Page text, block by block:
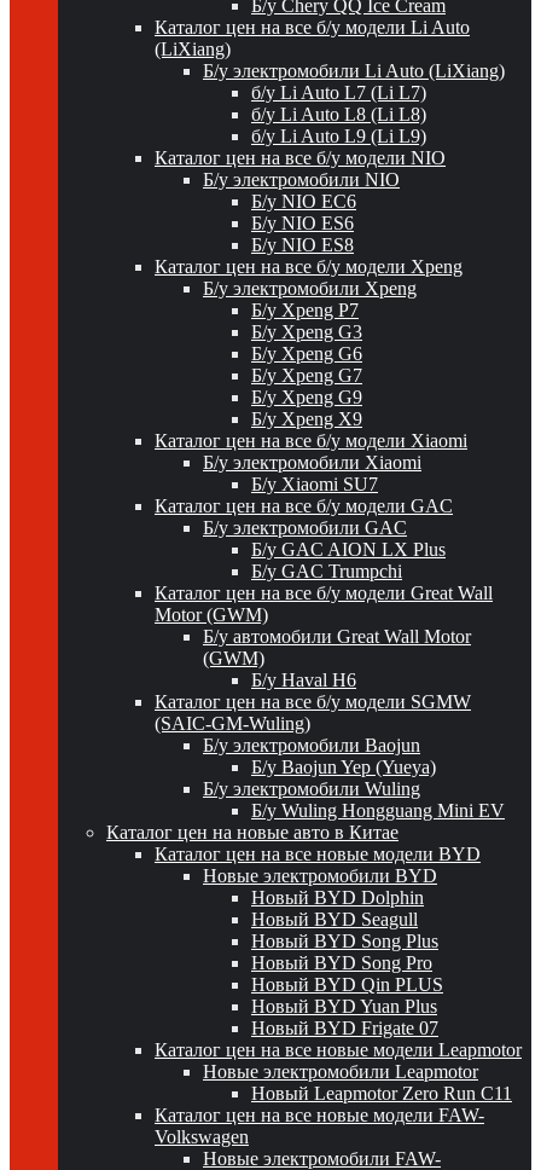
Б/у Chery QQ Ice Cream
Каталог цен на все б/у модели Li Auto
(LiXiang)
Б/у электромобили Li Auto (LiXiang)
б/у Li Auto L7 (Li L7)
б/у Li Auto L8 (Li L8)
б/у Li Auto L9 (Li L9)
Каталог цен на все б/у модели NIO
Б/у электромобили NIO
Б/у NIO EC6
Б/у NIO ES6
Б/у NIO ES8
Каталог цен на все б/у модели Xpeng
Б/у электромобили Xpeng
Б/у Xpeng P7
Б/у Xpeng G3
Б/у Xpeng G6
Б/у Xpeng G7
Б/у Xpeng G9
Б/у Xpeng X9
Каталог цен на все б/у модели Xiaomi
Б/у электромобили Xiaomi
Б/у Xiaomi SU7
Каталог цен на все б/у модели GAC
Б/у электромобили GAC
Б/у GAC AION LX Plus
Б/у GAC Trumpchi
Каталог цен на все б/у модели Great Wall
Motor (GWM)
Б/у автомобили Great Wall Motor
(GWM)
Б/у Haval H6
Каталог цен на все б/у модели SGMW
(SAIC-GM-Wuling)
Б/у электромобили Baojun
Б/у Baojun Yep (Yueya)
Б/у электромобили Wuling
Б/у Wuling Hongguang Mini EV
Каталог цен на новые авто в Китае
Каталог цен на все новые модели BYD
Новые электромобили BYD
Новый BYD Dolphin
Новый BYD Seagull
Новый BYD Song Plus
Новый BYD Song Pro
Новый BYD Qin PLUS
Новый BYD Yuan Plus
Новый BYD Frigate 07
Каталог цен на все новые модели Leapmotor
Новые электромобили Leapmotor
Новый Leapmotor Zero Run C11
Каталог цен на все новые модели FAW-
Volkswagen
Новые электромобили FAW-